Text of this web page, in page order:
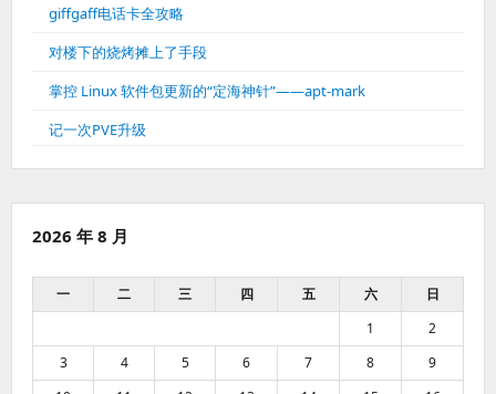
giffgaff电话卡全攻略
对楼下的烧烤摊上了手段
掌控 Linux 软件包更新的“定海神针”——apt-mark
记一次PVE升级
2026 年 8 月
一 二 三 四 五 六
日
1
2
3
4 5 6 7 8
9